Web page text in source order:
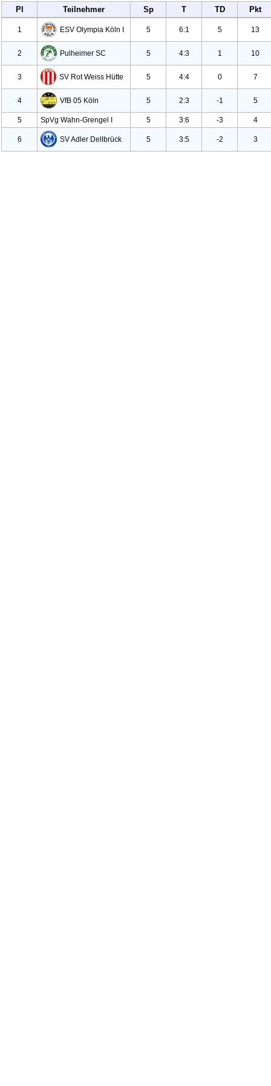
Pl Teilnehmer Sp T TD Pkt
1 ESV Olympia Köln I 5 6:1 5 13
2 Pulheimer SC 5 4:3 1 10
3 SV Rot Weiss Hütte 5 4:4 0 7
4 VfB 05 Köln 5 2:3 -1 5
5 SpVg Wahn-Grengel I 5 3:6 -3 4
6 SV Adler Dellbrück 5 3:5 -2 3